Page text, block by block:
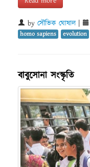
by সৌভিক ঘোষাল|
homo sapiens evolution
বাবুসোনা সংস্কৃতি